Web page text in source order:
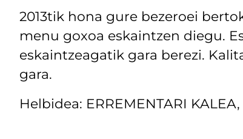
2013tik hona gure bezeroei
menu goxoa eskaintzen diegu.
eskaintzeagatik gara berezi.
gara.
Helbidea: ERREMENTARI KALEA,